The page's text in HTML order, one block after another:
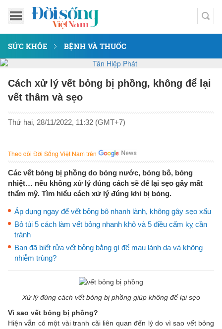
SỨC KHỎE BỆNH VÀ THUỐC
Cách xử lý vết bỏng bị phồng, không để lại
vết thâm và sẹo
Thứ hai, 28/11/2022, 11:32 (GMT+7)
Theo dõi Đời Sống Việt Nam trên
Các vết bỏng bị phồng do bỏng nước, bỏng bô, bỏng
nhiệt… nếu không xử lý đúng cách sẽ để lại sẹo gây mất
thẩm mỹ. Tìm hiểu cách xử lý đúng khi bị bỏng.
Áp dụng ngay để vết bỏng bô nhanh lành, không gây sẹo xấu
Bỏ túi 5 cách làm vết bỏng nhanh khô và 5 điều cấm kỵ cần
tránh
Bạn đã biết rửa vết bỏng bằng gì để mau lành da và không
nhiễm trùng?
Xử lý đúng cách vết bỏng bị phồng giúp không để lại sẹo
Vì sao vết bỏng bị phồng?
Hiện vẫn có một vài tranh cãi liên quan đến lý do vì sao vết bỏng